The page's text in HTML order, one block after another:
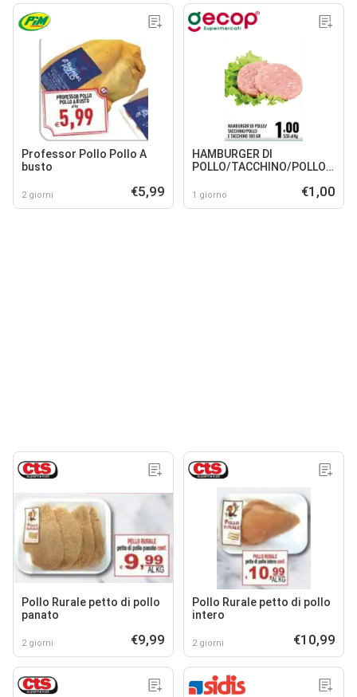
Professor Pollo Pollo A
busto
2 giorni €5,99
HAMBURGER DI
POLLO/TACCHINO/POLLO E
1 giorno €1,00
Pollo Rurale petto di pollo
panato
2 giorni €9,99
Pollo Rurale petto di pollo
intero
2 giorni €10,99